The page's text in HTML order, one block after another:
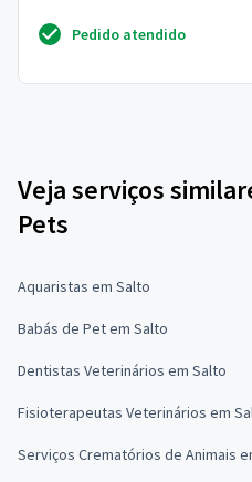
Pedido atendido
Veja serviços
Pets
Aquaristas em Salto
Babás de Pet em Salto
Dentistas Veterinários em Salto
Fisioterapeutas Veterinários em
Serviços Crematórios de Animais